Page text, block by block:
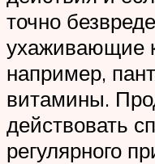
точно
ухаживающие
например,
витамины.
действовать
регулярного